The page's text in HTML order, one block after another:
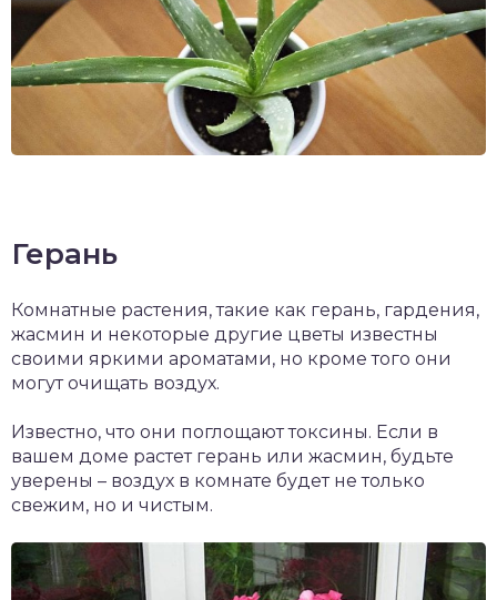
Герань
Комнатные растения, такие как герань, гардения,
жасмин и некоторые другие цветы известны
своими яркими ароматами, но кроме того они
могут очищать воздух.
Известно, что они поглощают токсины. Если в
вашем доме растет герань или жасмин, будьте
уверены – воздух в комнате будет не только
свежим, но и чистым.